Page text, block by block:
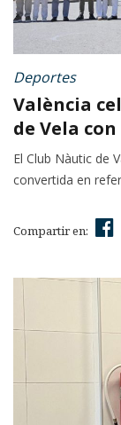
Deportes
València
de Vela
El Club Nàutic de
convertida en
Compartir en: